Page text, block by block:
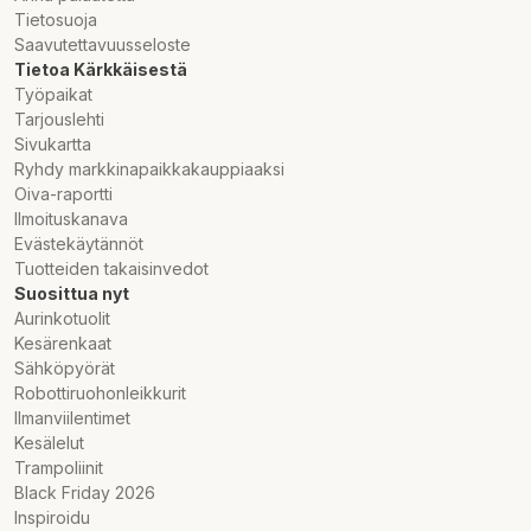
Polar Street X Sports Watch
S-L silikonarmband
Polar Charge 2.0 USB-C-laddningskabel
Start-up guide
Tietosuoja
Saavutettavuusseloste
Tietoa Kärkkäisestä
Työpaikat
Tarjouslehti
Sivukartta
Ryhdy markkinapaikkakauppiaaksi
Oiva-raportti
Ilmoituskanava
Evästekäytännöt
Tuotteiden takaisinvedot
Suosittua nyt
Aurinkotuolit
Kesärenkaat
Sähköpyörät
Robottiruohonleikkurit
Ilmanviilentimet
Kesälelut
Trampoliinit
Black Friday 2026
Inspiroidu